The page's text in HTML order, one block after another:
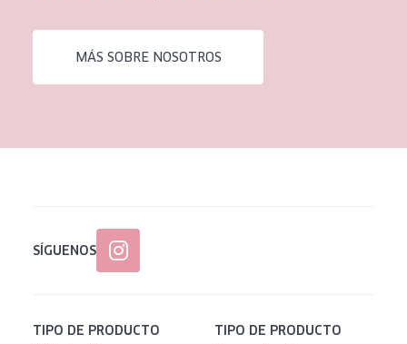
EDAD
MÁS SOBRE NOSOTROS
SÍGUENOS
TIPO DE PRODUCTO TIPO DE PRODUCTO